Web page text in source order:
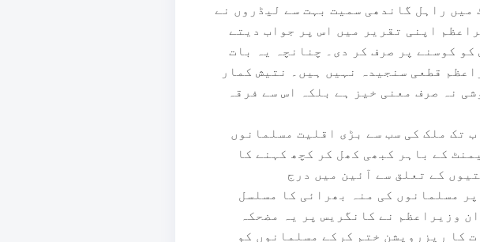
راہل گاندھی سمیت بہت سے لیڈروں نے
اپنی تقریر میں اس پر جواب دیتے
کوسنے پر صرف کر دی۔ چنانچہ یہ بات
قطعی سنجیدہ نہیں ہیں۔ نتیش کمار
نہ صرف معنی خیز ہے بلکہ اس سے فرقہ
تک ملک کی سب سے بڑی اقلیت مسلمانوں
کے باہر کبھی کھل کر کچھ کہنے کا
کے تعلق سے آئین میں درج
مسلمانوں کی منہ بھرائی کا مسلسل
وزیراعظم نے کانگریس پر یہ مضحکہ
کا ریزرویشن ختم کرکے مسلمانوں کو